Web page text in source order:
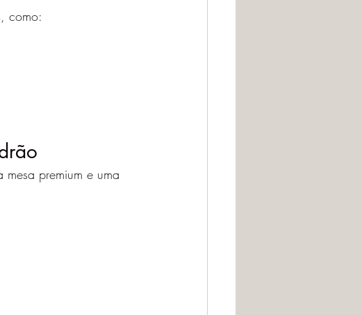
como:
mesa premium e uma